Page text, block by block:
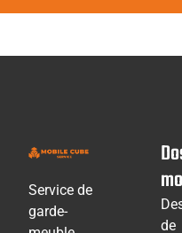
Service de
garde-
de